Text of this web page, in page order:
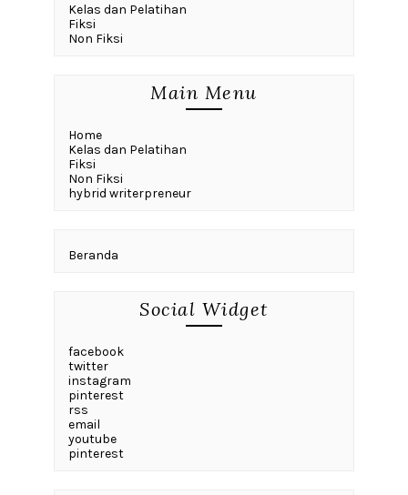
Kelas dan Pelatihan
Fiksi
Non Fiksi
Main Menu
Home
Kelas dan Pelatihan
Fiksi
Non Fiksi
hybrid writerpreneur
Beranda
Social Widget
facebook
twitter
instagram
pinterest
rss
email
youtube
pinterest